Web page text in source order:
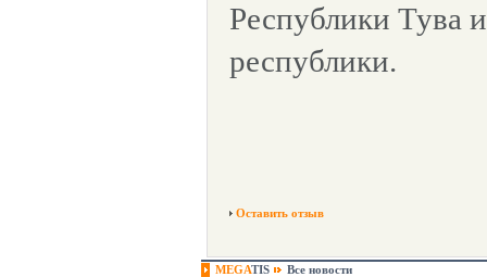
Республики Тува
республики.
Оставить отзыв
MEGATIS Все новости